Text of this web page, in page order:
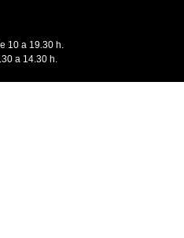
10 a 19.30 h.
a 14.30 h.